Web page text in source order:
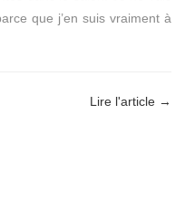
que j’en suis vraiment à
Lire l'article →